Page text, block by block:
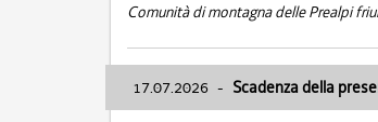
Comunità di montagna delle Prealpi
17.07.2026 - Scadenza della